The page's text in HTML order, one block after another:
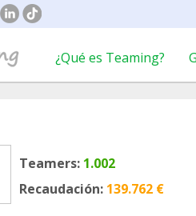
¿Qué es Teaming?
Teamers: 1.002
Recaudación: 139.762 €